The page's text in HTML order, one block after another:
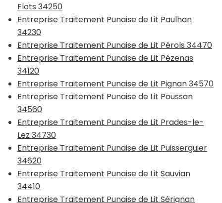
Flots 34250
Entreprise Traitement Punaise de Lit Paulhan
34230
Entreprise Traitement Punaise de Lit Pérols 34470
Entreprise Traitement Punaise de Lit Pézenas
34120
Entreprise Traitement Punaise de Lit Pignan 34570
Entreprise Traitement Punaise de Lit Poussan
34560
Entreprise Traitement Punaise de Lit Prades-le-
Lez 34730
Entreprise Traitement Punaise de Lit Puisserguier
34620
Entreprise Traitement Punaise de Lit Sauvian
34410
Entreprise Traitement Punaise de Lit Sérignan